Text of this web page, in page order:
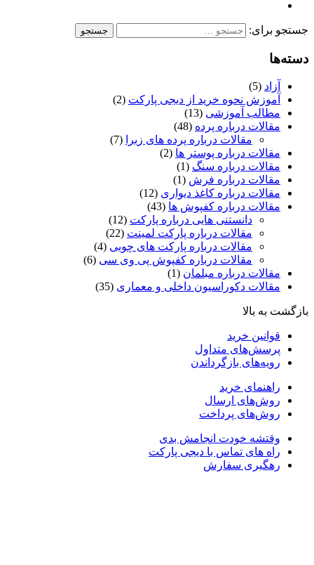
جستجو برای:
دسته‌ها
آزاد (5)
آموزش نحوه خرید از دیجی پارکت (2)
مطالب آموزشی (13)
مقالات درباره پرده (48)
مقالات درباره پرده های زبرا
(7)
مقالات درباره پوستر ها (2)
مقالات درباره سنگ (1)
مقالات درباره فرش (1)
مقالات درباره کاغذ دیواری (12)
مقالات درباره کفپوش ها (43)
دانستنی هایی درباره پارکت (12)
مقالات درباره پارکت لمینت (22)
مقالات درباره پارکت های چوبی (4)
مقالات درباره کفپوش پی وی سی (6)
مقالات درباره مبلمان (1)
مقالات دکوراسیون داخلی و معماری (35)
بازگشت به بالا
قوانین خرید
پرسش‌های متداول
رویه‌های بازگرداندن
راهنمای خرید
روش‌های ارسال
روش‌های پرداخت
وقتشه خودت انجامش بدی
راه های تماس با دیجی پارکت
رهگیری سفارش